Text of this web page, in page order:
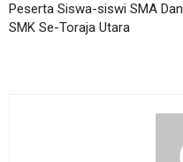
Peserta Siswa-siswi SMA Dan
SMK Se-Toraja Utara